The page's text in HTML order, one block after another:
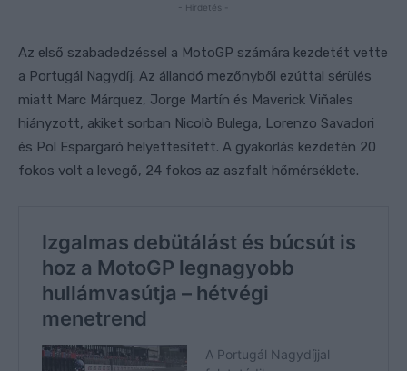
- Hirdetés -
Az első szabadedzéssel a MotoGP számára kezdetét vette
a Portugál Nagydíj. Az állandó mezőnyből ezúttal sérülés
miatt Marc Márquez, Jorge Martín és Maverick Viñales
hiányzott, akiket sorban Nicolò Bulega, Lorenzo Savadori
és Pol Espargaró helyettesített. A gyakorlás kezdetén 20
fokos volt a levegő, 24 fokos az aszfalt hőmérséklete.